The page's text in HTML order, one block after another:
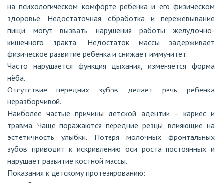
на психологическом комфорте ребенка и его физическом
здоровье. Недостаточная обработка и пережевывание
пищи могут вызвать нарушения работы желудочно-
кишечного тракта. Недостаток массы задерживает
физическое развитие ребенка и снижает иммунитет.
Часто нарушается функция дыхания, изменяется форма
нёба.
Отсутствие передних зубов делает речь ребенка
неразборчивой.
Наиболее частые причины детской адентии – кариес и
травма. Чаще поражаются передние резцы, влияющие на
эстетичность улыбки. Потеря молочных фронтальных
зубов приводит к искривлению оси роста постоянных и
нарушает развитие костной массы.
Показания к детскому протезированию: